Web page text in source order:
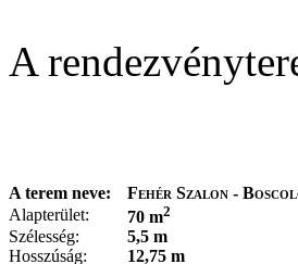
A
A terem neve:
Fehér Szalon -
Alapterület:
70 m2
Szélesség:
5,5 m
Hosszúság:
12,75 m